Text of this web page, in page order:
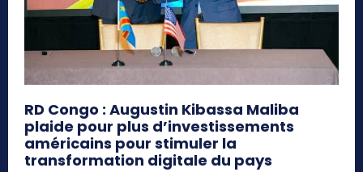
RD Congo : Augustin Kibassa Maliba
plaide pour plus d’investissements
américains pour stimuler la
transformation digitale du pays